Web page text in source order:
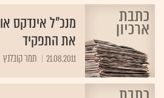
מנכ"ל אינדקס
את התפקיד
21.08.2011 תמר קובלנץ